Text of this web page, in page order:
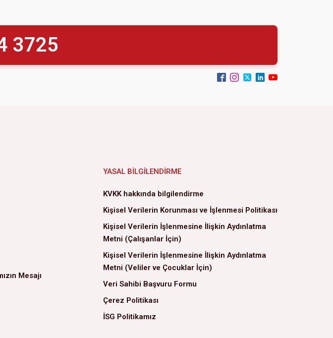
3725
Mesajı
YASAL BILGILENDIRME
KVKK hakkında bilgilendirme
Kişisel Verilerin Korunması ve İşlenmesi Politikası
Kişisel Verilerin İşlenmesine İlişkin Aydınlatma
Metni (Çalışanlar İçin)
Kişisel Verilerin İşlenmesine İlişkin Aydınlatma
Metni (Veliler ve Çocuklar İçin)
Veri Sahibi Başvuru Formu
Çerez Politikası
İSG Politikamız